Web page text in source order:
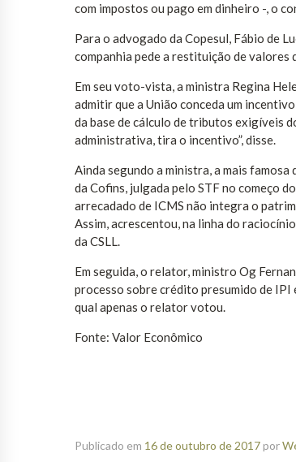
com impostos ou pago em dinheiro -, o
Para o advogado da Copesul, Fábio de
companhia pede a restituição de valores
Em seu voto-vista, a ministra Regina
admitir que a União conceda um
da base de cálculo de tributos exigíveis
administrativa, tira o incentivo”, disse.
Ainda segundo a ministra, a mais
da Cofins, julgada pelo STF no começo
arrecadado de ICMS não integra o
Assim, acrescentou, na linha do
da CSLL.
Em seguida, o relator, ministro Og
processo sobre crédito presumido de
qual apenas o relator votou.
Fonte: Valor Econômico
Publicado em 16 de outubro de 2017por